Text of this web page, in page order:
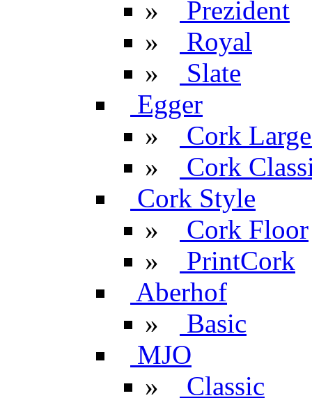
»
Prezident
»
Royal
»
Slate
Egger
»
Cork
»
Cork
Cork Style
»
Cork Floor
»
PrintCork
Aberhof
»
Basic
MJO
»
Classic